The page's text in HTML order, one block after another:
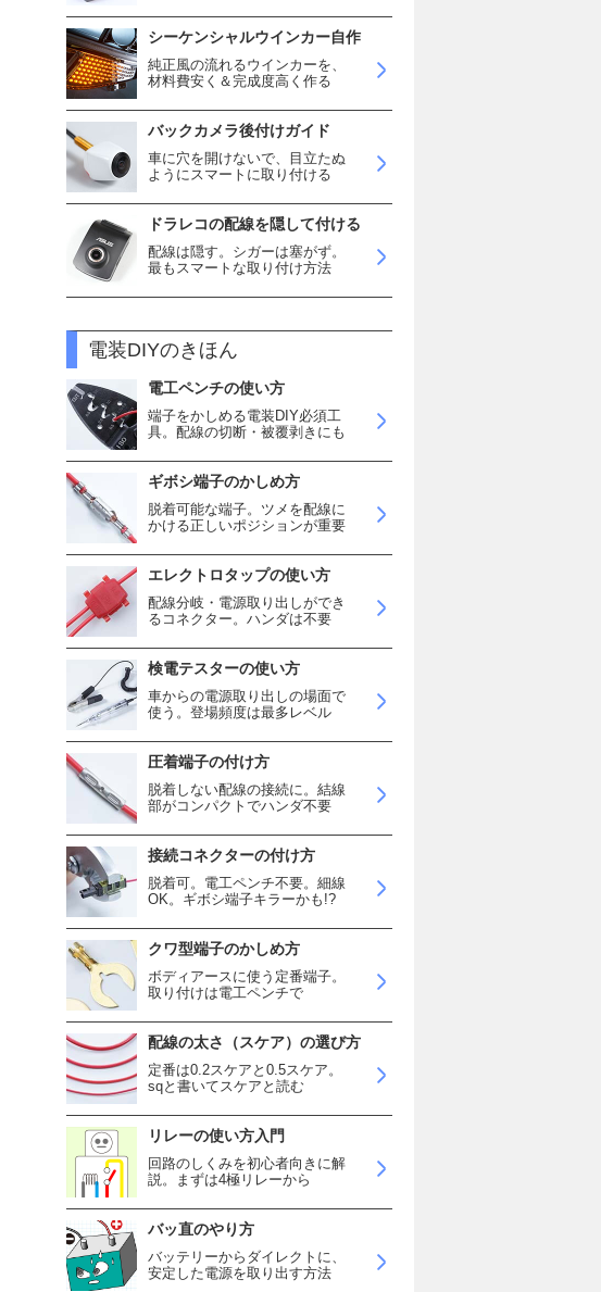
シーケンシャルウインカー自作
純正風の流れるウインカーを、
材料費安く＆完成度高く作る
バックカメラ後付けガイド
車に穴を開けないで、目立たぬ
ようにスマートに取り付ける
ドラレコの配線を隠して付ける
配線は隠す。シガーは塞がず。
最もスマートな取り付け方法
電装DIYのきほん
電工ペンチの使い方
端子をかしめる電装DIY必須工
具。配線の切断・被覆剥きにも
ギボシ端子のかしめ方
脱着可能な端子。ツメを配線に
かける正しいポジションが重要
エレクトロタップの使い方
配線分岐・電源取り出しができ
るコネクター。ハンダは不要
検電テスターの使い方
車からの電源取り出しの場面で
使う。登場頻度は最多レベル
圧着端子の付け方
脱着しない配線の接続に。結線
部がコンパクトでハンダ不要
接続コネクターの付け方
脱着可。電工ペンチ不要。細線
OK。ギボシ端子キラーかも!?
クワ型端子のかしめ方
ボディアースに使う定番端子。
取り付けは電工ペンチで
配線の太さ（スケア）の選び方
定番は0.2スケアと0.5スケア。
sqと書いてスケアと読む
リレーの使い方入門
回路のしくみを初心者向きに解
説。まずは4極リレーから
バッ直のやり方
バッテリーからダイレクトに、
安定した電源を取り出す方法